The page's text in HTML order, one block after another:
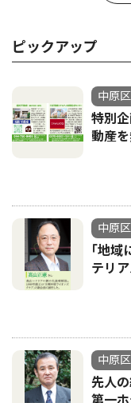
ピックアップ
中原区
特別
動産
中原区
｢地域
テリ
中原区
先人